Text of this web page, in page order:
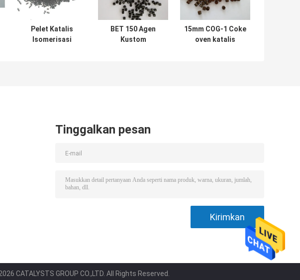
Pelet Katalis
Isomerisasi
BET 150 Agen
Kustom
15mm COG-1 Coke
oven katalis
Tinggalkan pesan
CATALYSTS GROUP CO.,LTD. All Rights Reserved.